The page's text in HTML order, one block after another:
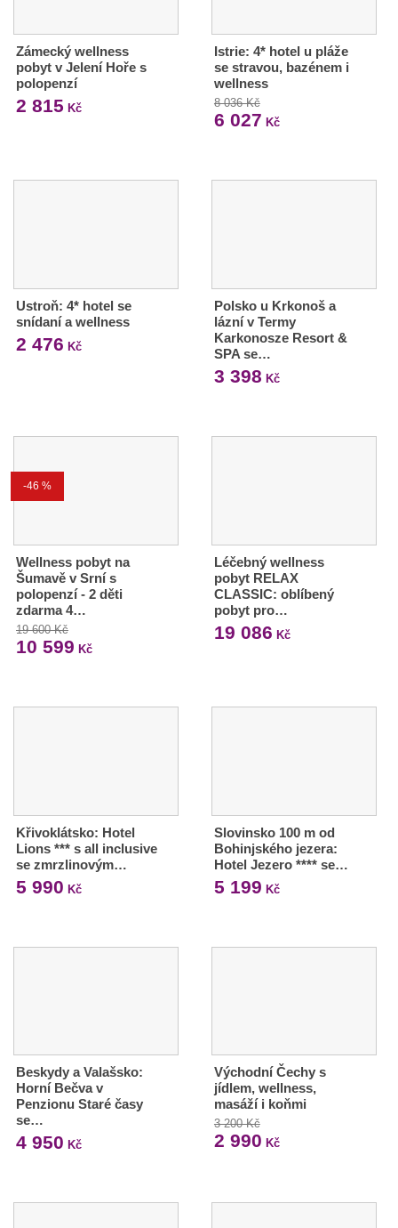
Zámecký wellness
pobyt v Jelení Hoře s
polopenzí
2 815 Kč
Istrie: 4* hotel u pláže
se stravou, bazénem i
wellness
8 036 Kč
6 027 Kč
Ustroň: 4* hotel se
snídaní a wellness
2 476 Kč
Polsko u Krkonoš a
lázní v Termy
Karkonosze Resort &
SPA se…
3 398 Kč
-46 %
Wellness pobyt na
Šumavě v Srní s
polopenzí - 2 děti
zdarma 4…
19 600 Kč
10 599 Kč
Léčebný wellness
pobyt RELAX
CLASSIC: oblíbený
pobyt pro…
19 086 Kč
Křivoklátsko: Hotel
Lions *** s all inclusive
se zmrzlinovým…
5 990 Kč
Slovinsko 100 m od
Bohinjského jezera:
Hotel Jezero **** se…
5 199 Kč
Beskydy a Valašsko:
Horní Bečva v
Penzionu Staré časy
se…
4 950 Kč
Východní Čechy s
jídlem, wellness,
masáží i koňmi
3 200 Kč
2 990 Kč